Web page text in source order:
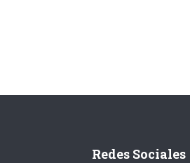
Redes Sociales